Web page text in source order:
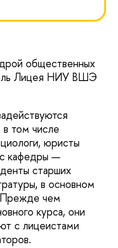
общественных
Лицея НИУ ВШЭ
том числе
юристы
кафедры —
старших
в основном
Прежде чем
курса, они
с лицеистами